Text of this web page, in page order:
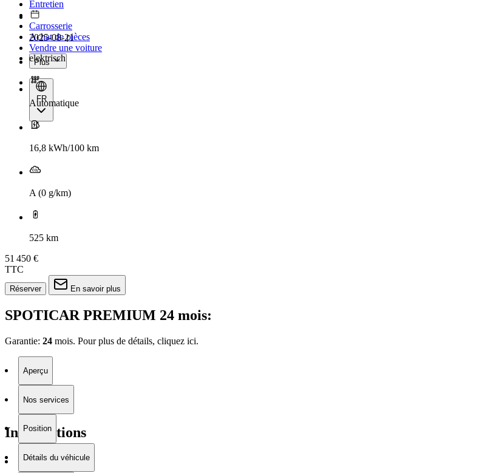
Entretien
Carrosserie
Achat de pièces
Vendre une voiture
Plus
FR
2025-08-21
elektrisch
Automatique
16,8 kWh/100 km
A (0 g/km)
525 km
51 450 €
TTC
Réserver En savoir plus
SPOTICAR PREMIUM 24 mois:
Garantie: 24 mois. Pour plus de détails, cliquez ici.
Aperçu
Nos services
Position
Détails du véhicule
Informations